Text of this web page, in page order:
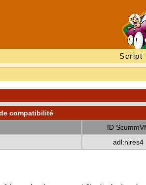
Script
compatibilité
ID
adl:hires4